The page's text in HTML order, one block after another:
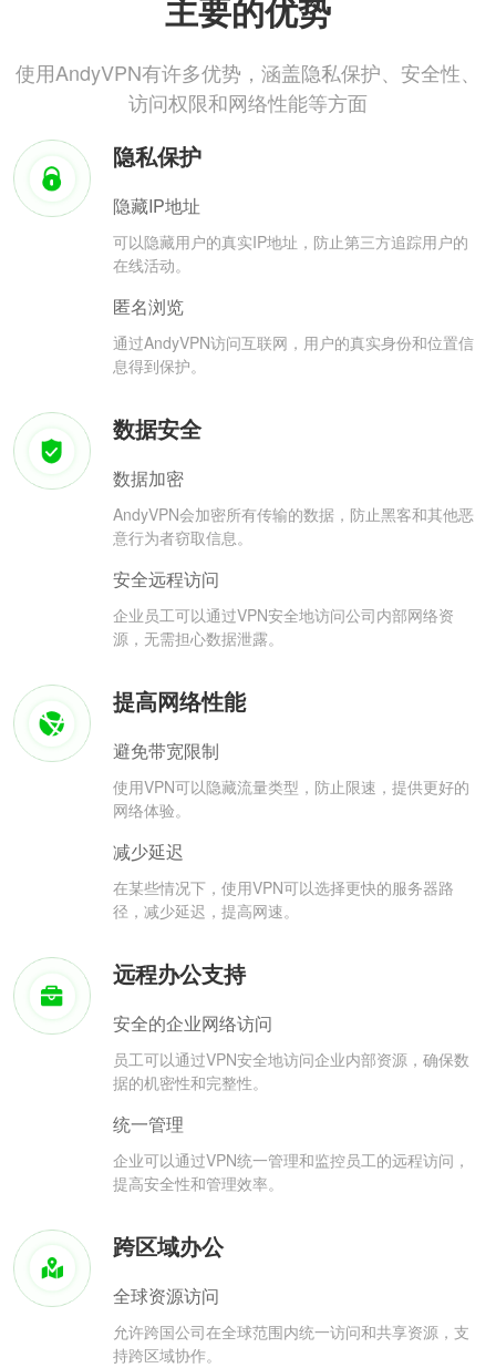
主要的优势
使用AndyVPN有许多优势，涵盖隐私保护、安全性、
访问权限和网络性能等方面
隐私保护
隐藏IP地址
可以隐藏用户的真实IP地址，防止第三方追踪用户的
在线活动。
匿名浏览
通过AndyVPN访问互联网，用户的真实身份和位置信
息得到保护。
数据安全
数据加密
AndyVPN会加密所有传输的数据，防止黑客和其他恶
意行为者窃取信息。
安全远程访问
企业员工可以通过VPN安全地访问公司内部网络资
源，无需担心数据泄露。
提高网络性能
避免带宽限制
使用VPN可以隐藏流量类型，防止限速，提供更好的
网络体验。
减少延迟
在某些情况下，使用VPN可以选择更快的服务器路
径，减少延迟，提高网速。
远程办公支持
安全的企业网络访问
员工可以通过VPN安全地访问企业内部资源，确保数
据的机密性和完整性。
统一管理
企业可以通过VPN统一管理和监控员工的远程访问，
提高安全性和管理效率。
跨区域办公
全球资源访问
允许跨国公司在全球范围内统一访问和共享资源，支
持跨区域协作。